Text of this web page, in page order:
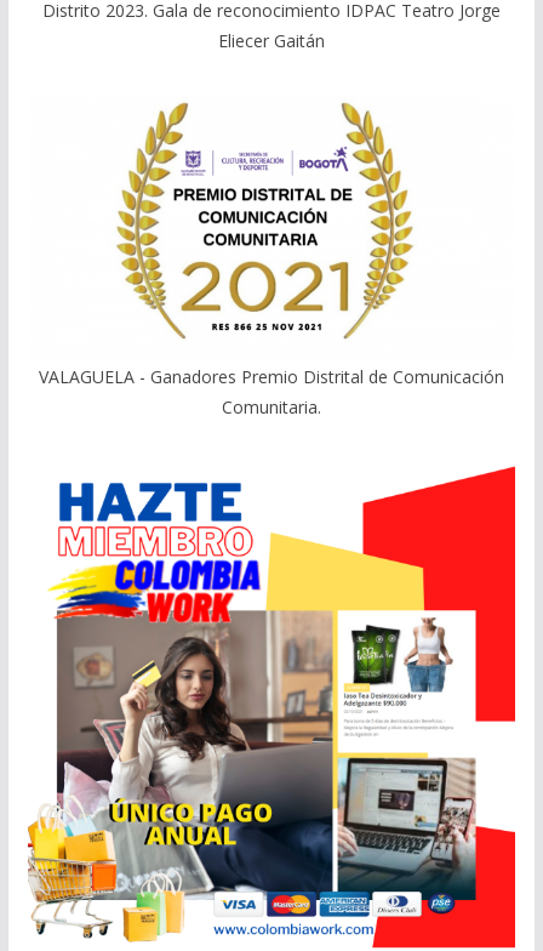
Distrito 2023. Gala de reconocimiento IDPAC Teatro Jorge
Eliecer Gaitán
VALAGUELA - Ganadores Premio Distrital de Comunicación
Comunitaria.